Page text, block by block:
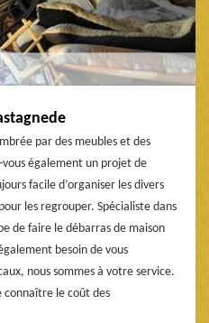
par des meubles et des
également un projet de
facile d’organiser les divers
les regrouper. Spécialiste dans
de faire le débarras de maison
besoin de vous
nous sommes à votre service.
connaître le coût des